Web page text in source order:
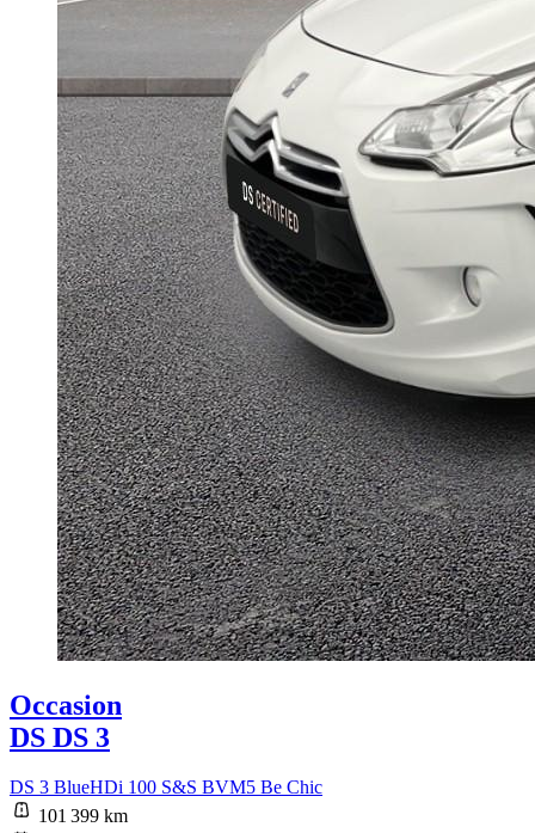
Occasion
DS DS 3
DS 3 BlueHDi 100 S&S BVM5 Be Chic
101 399 km